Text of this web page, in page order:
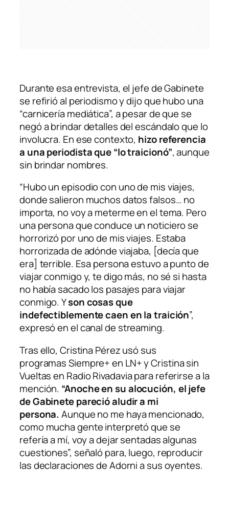
Durante esa entrevista, el jefe de Gabinete
se refirió al periodismo y dijo que hubo una
“carnicería mediática”, a pesar de que se
negó a brindar detalles del escándalo que lo
involucra. En ese contexto, hizo referencia
a una periodista que “lo traicionó”, aunque
sin brindar nombres.
“Hubo un episodio con uno de mis viajes,
donde salieron muchos datos falsos… no
importa, no voy a meterme en el tema. Pero
una persona que conduce un noticiero se
horrorizó por uno de mis viajes. Estaba
horrorizada de adónde viajaba, [decía que
era] terrible. Esa persona estuvo a punto de
viajar conmigo y, te digo más, no sé si hasta
no había sacado los pasajes para viajar
conmigo. Yson cosas que
indefectiblemente caen en la traición”,
expresó en el canal de streaming.
Tras ello, Cristina Pérez usó sus
programasSiempre+en LN+yCristina sin
Vueltasen Radio Rivadaviapara referirse a la
mención. “Anoche en su alocución, el jefe
de Gabinete pareció aludir a mi
persona. Aunque no me haya mencionado,
como mucha gente interpretó que se
refería a mí, voy a dejar sentadas algunas
cuestiones”, señaló para, luego, reproducir
las declaraciones de Adorni a sus oyentes.